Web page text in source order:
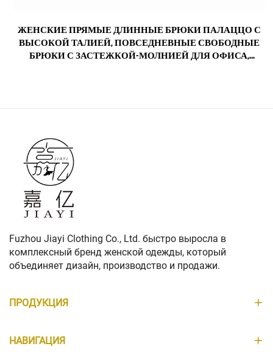
ЖЕНСКИЕ ПРЯМЫЕ ДЛИННЫЕ БРЮКИ ПАЛАЦЦО С
ВЫСОКОЙ ТАЛИЕЙ, ПОВСЕДНЕВНЫЕ СВОБОДНЫЕ
БРЮКИ С ЗАСТЕЖКОЙ-МОЛНИЕЙ ДЛЯ ОФИСА,
Fuzhou Jiayi Clothing Co., Ltd. быстро выросла в
комплексный бренд женской одежды, который
объединяет дизайн, производство и продажи.
ПРОДУКЦИЯ
НАВИГАЦИЯ